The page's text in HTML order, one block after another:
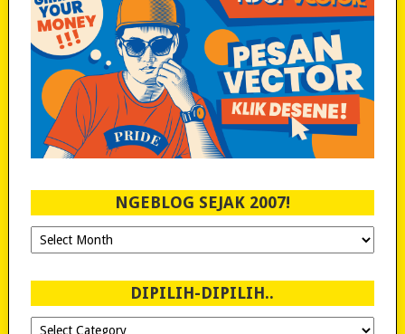
NGEBLOG SEJAK 2007!
Ngeblog
Sejak
DIPILIH-DIPILIH..
Dipilih-